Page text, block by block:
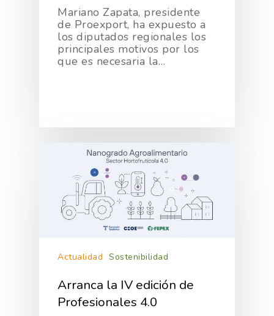
Mariano Zapata, presidente
de Proexport, ha expuesto a
los diputados regionales los
principales motivos por los
que es necesaria la…
Actualidad Sostenibilidad
Arranca la IV edición de
Profesionales 4.0